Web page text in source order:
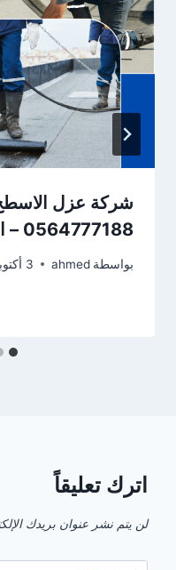
شركة عزل
0564777188 – افضل الاسعار
بواسطة ahmed 3 أكتوبر، 2024
اترك تعليقاً
لن يتم نشر عنوان بريدك